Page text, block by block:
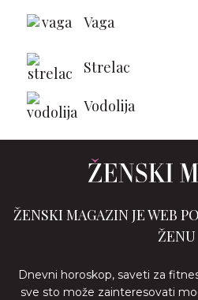
Vaga
Strelac
Vodolija
ŽENSKI MAGAZIN JE WEB
ŽENU
Dnevni horoskop, saveti za
sve sto može zainteresovati